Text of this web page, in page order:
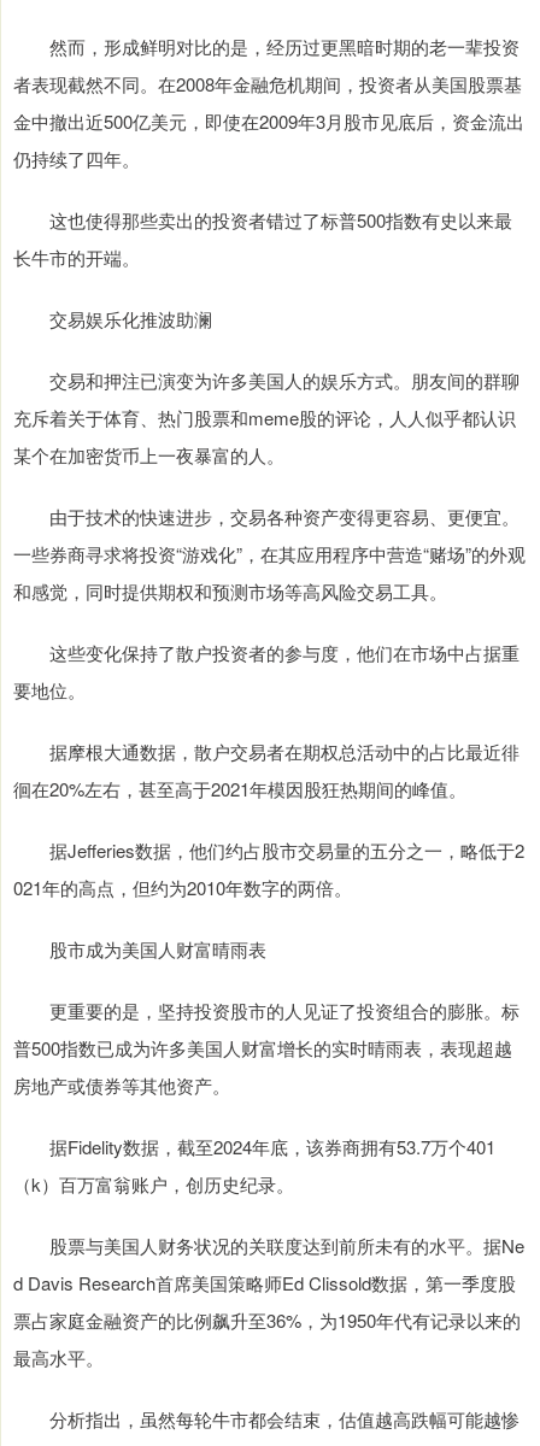
然而，形成鲜明对比的是，经历过更黑暗时期的老一辈投资
者表现截然不同。在2008年金融危机期间，投资者从美国股票基
金中撤出近500亿美元，即使在2009年3月股市见底后，资金流出
仍持续了四年。
这也使得那些卖出的投资者错过了标普500指数有史以来最
长牛市的开端。
交易娱乐化推波助澜
交易和押注已演变为许多美国人的娱乐方式。朋友间的群聊
充斥着关于体育、热门股票和meme股的评论，人人似乎都认识
某个在加密货币上一夜暴富的人。
由于技术的快速进步，交易各种资产变得更容易、更便宜。
一些券商寻求将投资“游戏化”，在其应用程序中营造“赌场”的外观
和感觉，同时提供期权和预测市场等高风险交易工具。
这些变化保持了散户投资者的参与度，他们在市场中占据重
要地位。
据摩根大通数据，散户交易者在期权总活动中的占比最近徘
徊在20%左右，甚至高于2021年模因股狂热期间的峰值。
据Jefferies数据，他们约占股市交易量的五分之一，略低于2
021年的高点，但约为2010年数字的两倍。
股市成为美国人财富晴雨表
更重要的是，坚持投资股市的人见证了投资组合的膨胀。标
普500指数已成为许多美国人财富增长的实时晴雨表，表现超越
房地产或债券等其他资产。
据Fidelity数据，截至2024年底，该券商拥有53.7万个401
（k）百万富翁账户，创历史纪录。
股票与美国人财务状况的关联度达到前所未有的水平。据Ne
d Davis Research首席美国策略师Ed Clissold数据，第一季度股
票占家庭金融资产的比例飙升至36%，为1950年代有记录以来的
最高水平。
分析指出，虽然每轮牛市都会结束，估值越高跌幅可能越惨